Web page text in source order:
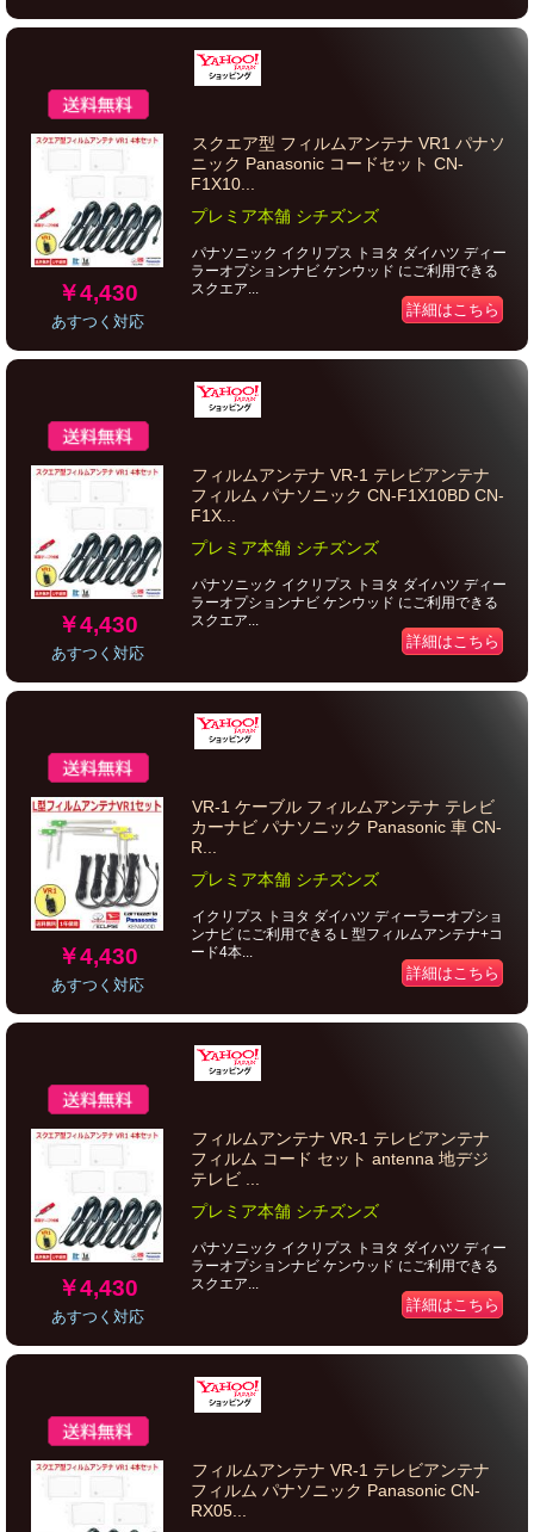
￥4,430
あすつく対応
スクエア型 フィルムアンテナ VR1 パナソ
ニック Panasonic コードセット CN-
F1X10...
プレミア本舗 シチズンズ
パナソニック イクリプス トヨタ ダイハツ ディー
ラーオプションナビ ケンウッド にご利用できる
スクエア...
詳細はこちら
￥4,430
あすつく対応
フィルムアンテナ VR-1 テレビアンテナ
フィルム パナソニック CN-F1X10BD CN-
F1X...
プレミア本舗 シチズンズ
パナソニック イクリプス トヨタ ダイハツ ディー
ラーオプションナビ ケンウッド にご利用できる
スクエア...
詳細はこちら
￥4,430
あすつく対応
VR-1 ケーブル フィルムアンテナ テレビ
カーナビ パナソニック Panasonic 車 CN-
R...
プレミア本舗 シチズンズ
イクリプス トヨタ ダイハツ ディーラーオプショ
ンナビ にご利用できるＬ型フィルムアンテナ+コ
ード4本...
詳細はこちら
￥4,430
あすつく対応
フィルムアンテナ VR-1 テレビアンテナ
フィルム コード セット antenna 地デジ
テレビ ...
プレミア本舗 シチズンズ
パナソニック イクリプス トヨタ ダイハツ ディー
ラーオプションナビ ケンウッド にご利用できる
スクエア...
詳細はこちら
フィルムアンテナ VR-1 テレビアンテナ
フィルム パナソニック Panasonic CN-
RX05...